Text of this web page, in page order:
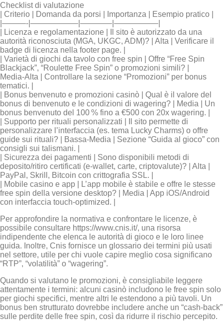
Checklist di valutazione
| Criterio | Domanda da porsi | Importanza | Esempio pratico |
|———-|——————|————|—————–|
| Licenza e regolamentazione | Il sito è autorizzato da una
autorità riconosciuta (MGA, UKGC, ADM)? | Alta | Verificare il
badge di licenza nella footer page. |
| Varietà di giochi da tavolo con free spin | Offre “Free Spin
Blackjack”, “Roulette Free Spin” o promozioni simili? |
Media‑Alta | Controllare la sezione “Promozioni” per bonus
tematici. |
| Bonus benvenuto e promozioni casinò | Qual è il valore del
bonus di benvenuto e le condizioni di wagering? | Media | Un
bonus benvenuto del 100 % fino a €500 con 20x wagering. |
| Supporto per rituali personalizzati | Il sito permette di
personalizzare l’interfaccia (es. tema Lucky Charms) o offre
guide sui rituali? | Bassa‑Media | Sezione “Guida al gioco” con
consigli sui talismani. |
| Sicurezza dei pagamenti | Sono disponibili metodi di
deposito/ritiro certificati (e‑wallet, carte, criptovalute)? | Alta |
PayPal, Skrill, Bitcoin con crittografia SSL. |
| Mobile casino e app | L’app mobile è stabile e offre le stesse
free spin della versione desktop? | Media | App iOS/Android
con interfaccia touch‑optimized. |
Per approfondire la normativa e confrontare le licenze, è
possibile consultare https://www.cnis.it/, una risorsa
indipendente che elenca le autorità di gioco e le loro linee
guida. Inoltre, Cnis fornisce un glossario dei termini più usati
nel settore, utile per chi vuole capire meglio cosa significano
“RTP”, “volatilità” o “wagering”.
Quando si valutano le promozioni, è consigliabile leggere
attentamente i termini: alcuni casinò includono le free spin solo
per giochi specifici, mentre altri le estendono a più tavoli. Un
bonus ben strutturato dovrebbe includere anche un “cash‑back”
sulle perdite delle free spin, così da ridurre il rischio percepito.